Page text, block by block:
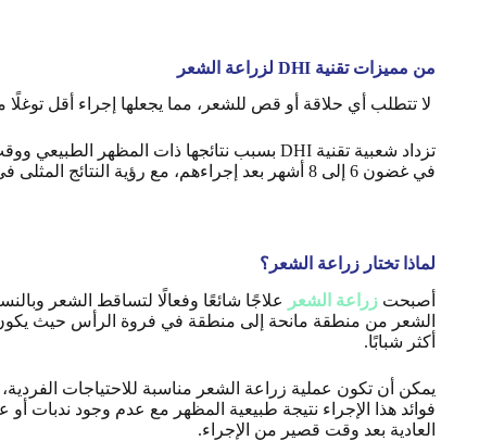
من مميزات تقنية DHI لزراعة الشعر
لا تتطلب أي حلاقة أو قص للشعر، مما يجعلها إجراء أقل
في غضون 6 إلى 8 أشهر بعد إجراءهم، مع رؤية النتائج المثلى في غضون 12 شهرًا.
لماذا تختار زراعة الشعر؟
أصبحت زراعة الشعر
علاجًا شائعًا وفعالًا لتساقط الشعر
الشعر من منطقة مانحة إلى منطقة في فروة الرأس حيث يكون
أكثر شبابًا.
يمكن أن تكون عملية زراعة الشعر مناسبة للاحتياجات
فوائد هذا الإجراء نتيجة طبيعية المظهر مع عدم وجود ندبات
العادية بعد وقت قصير من الإجراء.